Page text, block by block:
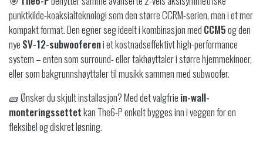
punktkilde-koaksialteknologi som den større CCRM-serien, men i et mer
kompakt format. Den egner seg ideelt i kombinasjon med CCM5og den
nye SV-12-subwoofereni et kostnadseffektivt high-performance
system – enten som surround- eller takhøyttaler i større hjemmekinoer,
eller som bakgrunnshøyttaler til musikk sammen med subwoofer.
🧱 Ønsker du skjult installasjon? Med det valgfrie in-wall-
monteringssettetkan The6-P enkelt bygges inn i veggen for en
fleksibel og diskret løsning.